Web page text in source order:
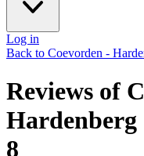
Log in
Back to Coevorden -
Reviews of
Hardenberg
8